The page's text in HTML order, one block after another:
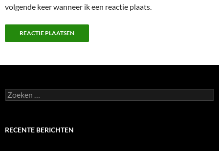
volgende keer wanneer ik een reactie plaats.
Zoeken
naar:
RECENTE BERICHTEN